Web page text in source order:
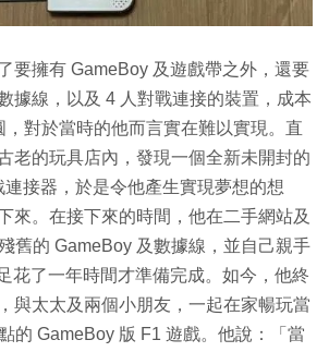
要擁有 GameBoy 及遊戲帶之外，還要
據線，以及 4 人對戰連接的裝置，成本
，對於當時的他而言實在難以實現。直
老的玩具店內，發現一個全新未開封的
接器，於是令他產生實現夢想的想
來。在接下來的時間，他在二手網站及
舊的 GameBoy 及數據線，並自己親手
花了一年時間才準備完成。如今，他終
與太太及兩個小朋友，一起在家暢玩當
的 GameBoy 版 F1 遊戲。他說：「當